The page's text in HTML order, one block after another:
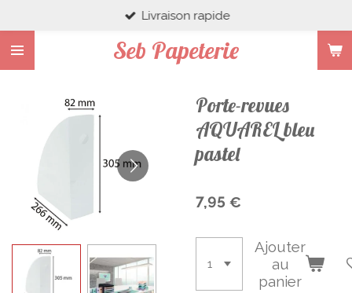
au
contenu
principal
Seb Papeterie
Livraison rapide
Porte-revues
AQUAREL bleu
pastel
7,95 €
Ajouter
au
panier